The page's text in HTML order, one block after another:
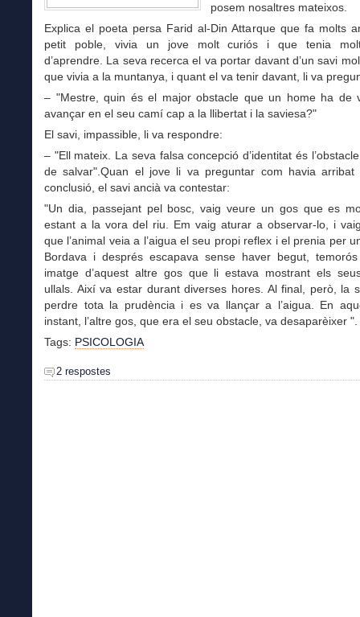
posem nosaltres mateixos.
Explica el poeta persa Farid al-Din Attarque que fa molts
petit poble, vivia un jove molt curiós i que tenia
d’aprendre. La seva recerca el va portar davant d’un savi
que vivia a la muntanya, i quant el va tenir davant, li va
– "Mestre, quin és el major obstacle que un home ha de
avançar en el seu camí cap a la llibertat i la saviesa?"
El savi, impassible, li va respondre:
– "Ell mateix. La seva falsa concepció d’identitat és
de salvar".Quan el jove li va preguntar com havia arribat
conclusió, el savi ancià va contestar:
"Un dia, passejant pel bosc, vaig veure un gos que es
estant a la vora del riu. Em vaig aturar a observar-lo, i
que l’animal veia a l’aigua el seu propi reflex i el prenia per
Bordava i després escapava sense haver begut,
imatge d’aquest altre gos que li estava mostrant els
ullals. Així va estar durant diverses hores. Al final, però, la
perdre tota la prudència i es va llançar a l’aigua. En
instant, l’altre gos, que era el seu obstacle, va desaparèixer ".
Tags: PSICOLOGIA
2 respostes